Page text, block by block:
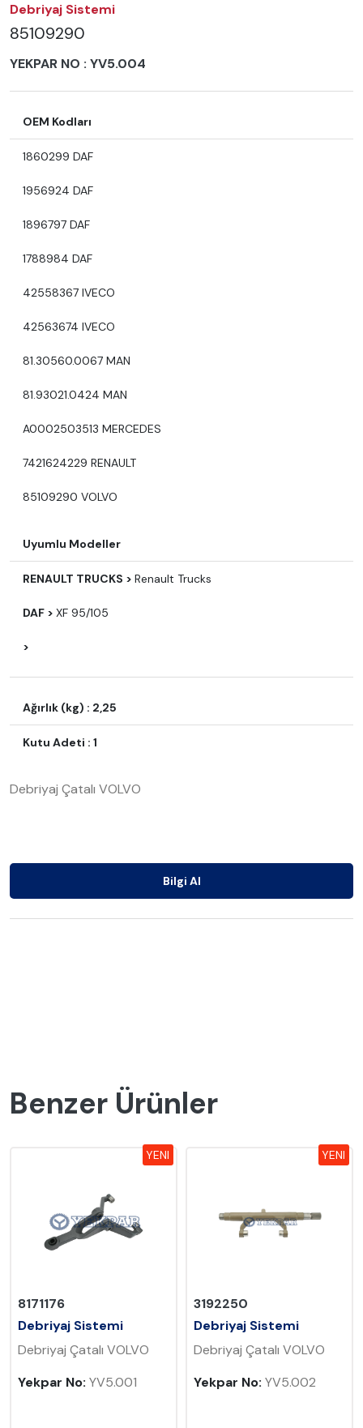
Debriyaj Sistemi
85109290
YEKPAR NO : YV5.004
OEM Kodları
1860299 DAF
1956924 DAF
1896797 DAF
1788984 DAF
42558367 IVECO
42563674 IVECO
81.30560.0067 MAN
81.93021.0424 MAN
A0002503513 MERCEDES
7421624229 RENAULT
85109290 VOLVO
Uyumlu Modeller
RENAULT TRUCKS > Renault Trucks
DAF > XF 95/105
>
Ağırlık (kg) : 2,25
Kutu Adeti : 1
Debriyaj Çatalı VOLVO
Bilgi Al
Benzer Ürünler
3192250
Debriyaj Sistemi
Debriyaj Çatalı VOLVO
Yekpar No:YV5.002
1667058
Debriyaj Sistemi
Debriyaj Çatalı
Yekpar No:YV5.003